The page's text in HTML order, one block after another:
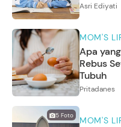
Asri Ediyati
MOM'S
Apa
Rebus
Tubuh
Pritadanes
5 Foto MOM'S